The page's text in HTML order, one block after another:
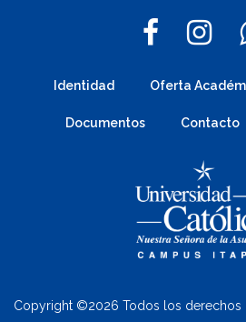
Identidad Oferta
Documentos Contacto
Copyright ©2026 Todos los derechos